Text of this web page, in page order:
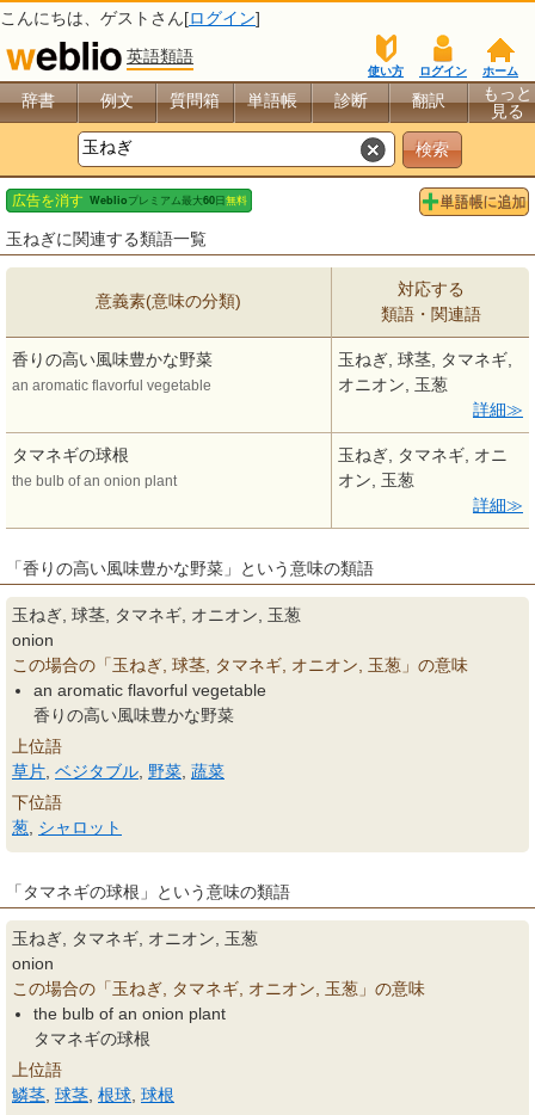
こんにちは、 ゲスト さん[ログイン]
英語類語
ホーム
ログイン
使い方
辞書 例文 質問箱 単語帳 診断 翻訳
もっと
見る
玉ねぎに関連する類語一覧
意義素(意味の分類)
対応する
類語・関連語
香りの高い風味豊かな野菜
an aromatic flavorful vegetable
玉ねぎ, 球茎, タマネギ,
オニオン, 玉葱
詳細
タマネギの球根
the bulb of an onion plant
玉ねぎ, タマネギ, オニ
オン, 玉葱
詳細
「香りの高い風味豊かな野菜」という意味の類語
玉ねぎ, 球茎, タマネギ, オニオン, 玉葱
onion
この場合の「玉ねぎ, 球茎, タマネギ, オニオン, 玉葱」の意味
an aromatic flavorful vegetable
香りの高い風味豊かな野菜
上位語
草片 ベジタブル 野菜 蔬菜
下位語
葱 シャロット
「タマネギの球根」という意味の類語
玉ねぎ, タマネギ, オニオン, 玉葱
onion
この場合の「玉ねぎ, タマネギ, オニオン, 玉葱」の意味
the bulb of an onion plant
タマネギの球根
上位語
鱗茎 球茎 根球 球根